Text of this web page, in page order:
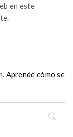
en este
Aprende cómo se